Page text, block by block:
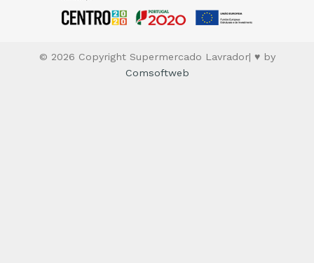
© 2026 Copyright Supermercado Lavrador| ♥ by
Comsoftweb